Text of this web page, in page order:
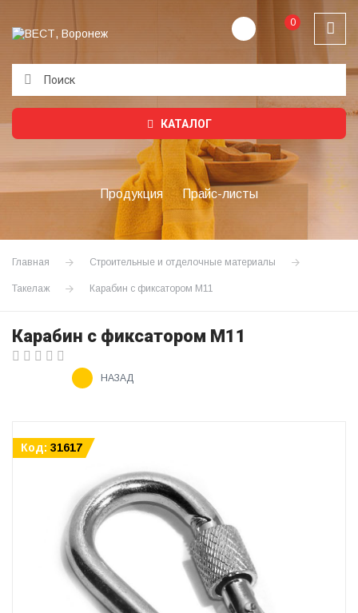
0
КАТАЛОГ
Продукция Прайс-листы
Главная Строительные и отделочные материалы
Такелаж Карабин с фиксатором М11
Карабин с фиксатором М11
НАЗАД
Код: 31617